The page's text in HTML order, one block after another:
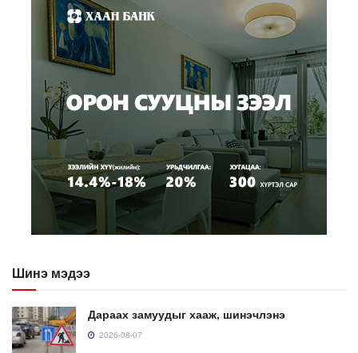
Шинэ мэдээ
Дараах замуудыг хааж, шинэчлэнэ
2026-08-07